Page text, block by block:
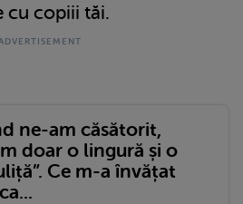
cu copiii tăi.
ne-am căsătorit,
doar o lingură și o
Ce m-a învățat